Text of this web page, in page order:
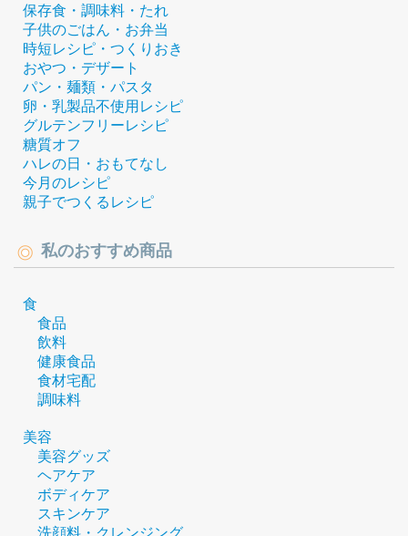
保存食・調味料・たれ
子供のごはん・お弁当
時短レシピ・つくりおき
おやつ・デザート
パン・麺類・パスタ
卵・乳製品不使用レシピ
グルテンフリーレシピ
糖質オフ
ハレの日・おもてなし
今月のレシピ
親子でつくるレシピ
私のおすすめ商品
食
食品
飲料
健康食品
食材宅配
調味料
美容
美容グッズ
ヘアケア
ボディケア
スキンケア
洗顔料・クレンジング